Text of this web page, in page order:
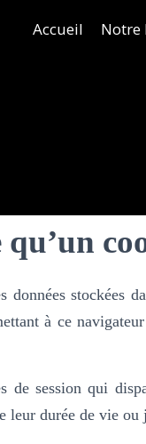
Accueil Notre
qu’un
données stockées
à ce
de session qui
leur durée de vie